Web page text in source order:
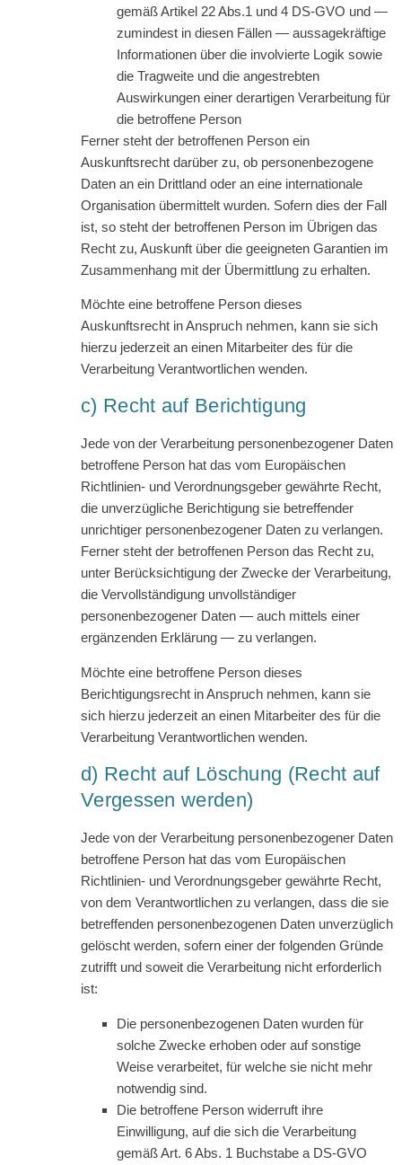
gemäß Artikel 22 Abs.1 und 4 DS-GVO und —
zumindest in diesen Fällen — aussagekräftige
Informationen über die involvierte Logik sowie
die Tragweite und die angestrebten
Auswirkungen einer derartigen Verarbeitung für
die betroffene Person
Ferner steht der betroffenen Person ein
Auskunftsrecht darüber zu, ob personenbezogene
Daten an ein Drittland oder an eine internationale
Organisation übermittelt wurden. Sofern dies der Fall
ist, so steht der betroffenen Person im Übrigen das
Recht zu, Auskunft über die geeigneten Garantien im
Zusammenhang mit der Übermittlung zu erhalten.
Möchte eine betroffene Person dieses
Auskunftsrecht in Anspruch nehmen, kann sie sich
hierzu jederzeit an einen Mitarbeiter des für die
Verarbeitung Verantwortlichen wenden.
c) Recht auf Berichtigung
Jede von der Verarbeitung personenbezogener Daten
betroffene Person hat das vom Europäischen
Richtlinien- und Verordnungsgeber gewährte Recht,
die unverzügliche Berichtigung sie betreffender
unrichtiger personenbezogener Daten zu verlangen.
Ferner steht der betroffenen Person das Recht zu,
unter Berücksichtigung der Zwecke der Verarbeitung,
die Vervollständigung unvollständiger
personenbezogener Daten — auch mittels einer
ergänzenden Erklärung — zu verlangen.
Möchte eine betroffene Person dieses
Berichtigungsrecht in Anspruch nehmen, kann sie
sich hierzu jederzeit an einen Mitarbeiter des für die
Verarbeitung Verantwortlichen wenden.
d) Recht auf Löschung (Recht auf
Vergessen werden)
Jede von der Verarbeitung personenbezogener Daten
betroffene Person hat das vom Europäischen
Richtlinien- und Verordnungsgeber gewährte Recht,
von dem Verantwortlichen zu verlangen, dass die sie
betreffenden personenbezogenen Daten unverzüglich
gelöscht werden, sofern einer der folgenden Gründe
zutrifft und soweit die Verarbeitung nicht erforderlich
ist:
Die personenbezogenen Daten wurden für
solche Zwecke erhoben oder auf sonstige
Weise verarbeitet, für welche sie nicht mehr
notwendig sind.
Die betroffene Person widerruft ihre
Einwilligung, auf die sich die Verarbeitung
gemäß Art. 6 Abs. 1 Buchstabe a DS-GVO